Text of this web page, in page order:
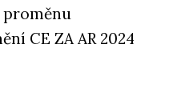
CE ZA AR 2024